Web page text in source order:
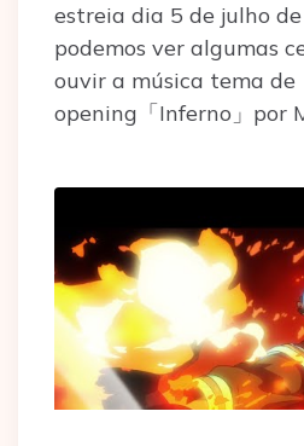
estreia dia 5 de julho
podemos ver algumas
ouvir a música tema de
opening「Inferno」por